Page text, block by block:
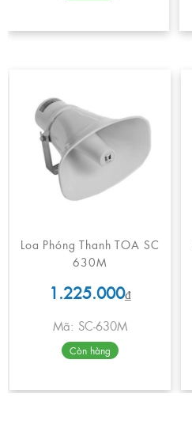
Loa Phóng Thanh TOA SC
630M
1.225.000₫
Mã: SC-630M
Còn hàng